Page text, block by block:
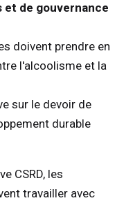
et de gouvernance
doivent prendre en
l'alcoolisme et la
sur le devoir de
durable
CSRD, les
travailler avec